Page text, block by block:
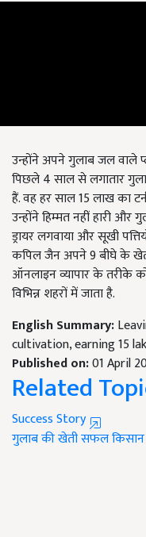
उन्होंने अपने गुलाब जल वाले
पिछले4साल से लगातार
हैं. वह हर साल15लाख का
उन्होंने हिम्मत नहीं हारी
ड्रायर लगवाया और सूखी
कपिल जैन अपने9बीघे के
ऑनलाइन व्यापार के तरीके
विभिन्न शहरों में जाता है.
English Summary:
cultivation, earning 15
Published on:01 April
Related
Success Story
गुलाब की खेतीसफल किसान